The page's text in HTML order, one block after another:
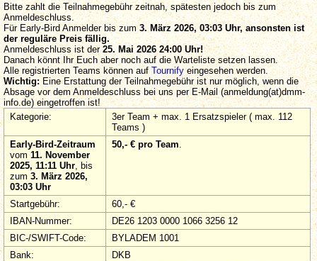
Bitte zahlt die Teilnahmegebühr zeitnah, spätesten jedoch bis zum
Anmeldeschluss.
Für Early-Bird Anmelder bis zum3. März 2026, 03:03 Uhr, ansonsten ist
der reguläre Preis fällig.
Anmeldeschluss ist der25. Mai 2026 24:00 Uhr!
Danach könnt Ihr Euch aber noch auf die Warteliste setzen lassen.
Alle registrierten Teams können aufTournifyeingesehen werden.
Wichtig:Eine Erstattung der Teilnahmegebühr ist nur möglich, wenn die
Absage vor dem Anmeldeschluss bei uns per E-Mail (anmeldung(at)dmm-
info.de) eingetroffen ist!
Kategorie:
3er Team + max. 1 Ersatzspieler ( max. 112
Teams )
Early-Bird-Zeitraum
vom 11. November
2025, 11:11 Uhr , bis
zum 3. März 2026,
03:03 Uhr
50,- € pro Team
Startgebühr:
60,- €
IBAN-Nummer:
DE26 1203 0000 1066 3256 12
BIC-/SWIFT-Code:
BYLADEM 1001
Bank:
DKB